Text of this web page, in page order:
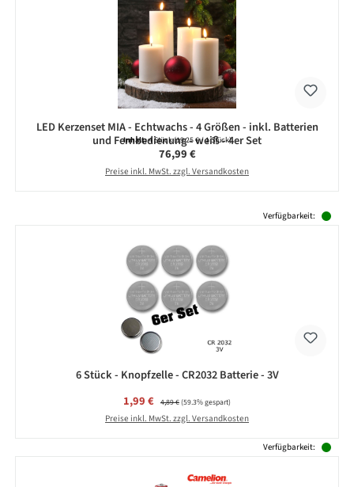
LED Kerzenset MIA - Echtwachs - 4 Größen - inkl. Batterien
und Fernbedienung - weiß - 4er Set
Inhalt:4 Stück(19,25 € / 1 Stück)
Regulärer Preis:
76,99 €
Preise inkl. MwSt. zzgl. Versandkosten
Verfügbarkeit:
6 Stück - Knopfzelle - CR2032 Batterie - 3V
Verkaufspreis:
1,99 € Regulärer Preis:
4,89 €(59.3% gespart)
Preise inkl. MwSt. zzgl. Versandkosten
Verfügbarkeit: